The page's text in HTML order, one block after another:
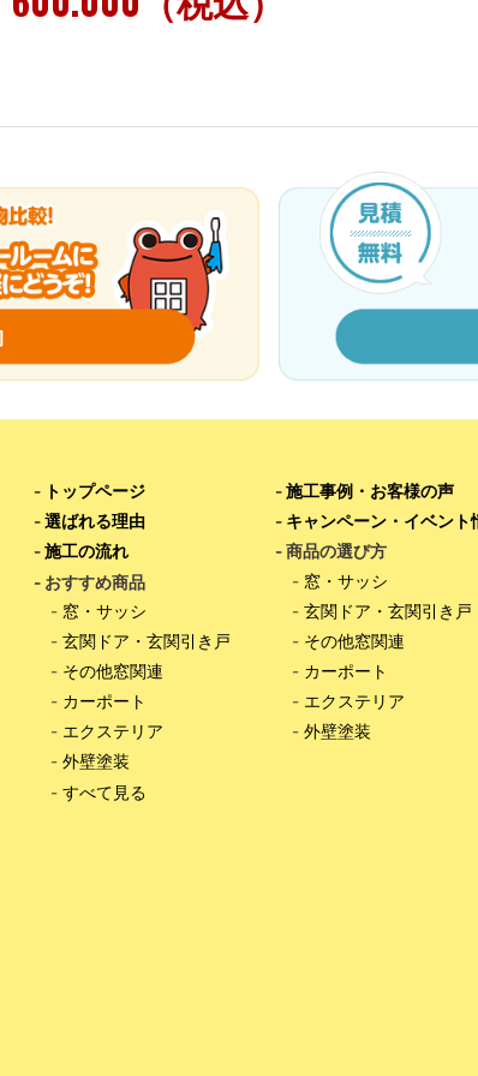
- トップページ
-選ばれる理由
-施工の流れ
- おすすめ商品
- 窓・サッシ
- 玄関ドア・玄関引き戸
- その他窓関連
- カーポート
- エクステリア
- 外壁塗装
- すべて見る
-施工事例・お客様の声
- キャンペーン・イベント
- 商品の選び方
- 窓・サッシ
-玄関ドア・玄関引き戸
- その他窓関連
- カーポート
- エクステリア
-外壁塗装